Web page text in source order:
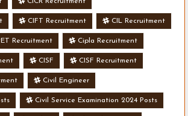
CICR Recruitment
CIFT Recruitment CIL Recruitment
Recruitment Cipla Recruitment
CISF CISF Recruitment
Civil Engineer
Civil Service Examination 2024 Posts